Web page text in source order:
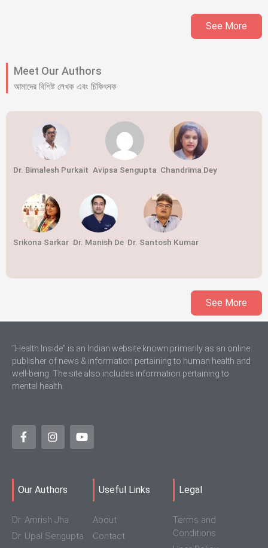
See More
Meet Our Authors
আমাদের বিশিষ্ট লেখক এবং চিকিৎসক
Dr. Bimalesh Purkait Avipsa Sengupta Chandrima Dey
Srikona Sarkar Dr. Manish De Dr. Santosh Kumar
See More
“Health Inside” is an Indian website known primarily as an online
publisher of news & information pertaining to human health and
well-being. The site also includes information pertaining to
mental health.
Our Authors
Dr. Amrish Jha
Dr. Upal Sengupta
Useful Links
About
Contact
Legal
Terms and
Conditions